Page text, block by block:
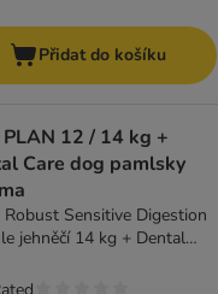
Přidat do košíku
PLAN 12 / 14 kg +
Care dog pamlsky
Sensitive Digestion
jehněčí 14 kg + Dental